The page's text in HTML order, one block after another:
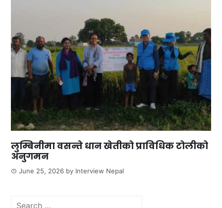
लुम्बिनीमा वसन्ते धान खेतीको प्राविधिक टोलीको
अनुगमन
June 25, 2026 by Interview Nepal
Search